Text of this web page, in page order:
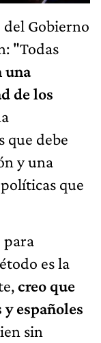
del Gobierno
"Todas
una
de los
que debe
y una
que
para
es la
creo que
españoles
sin